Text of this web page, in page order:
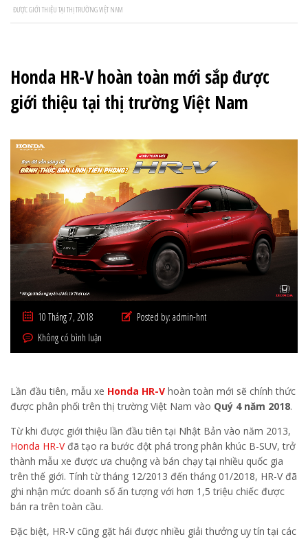
ĐƯỢC GIỚI THIỆU TẠI THỊ TRƯỜNG VIỆT NAM
Honda HR-V hoàn toàn mới sắp được
giới thiệu tại thị trường Việt Nam
10 Tháng 7, 2018 Posted by: admin-hnt
Không có bình luận
Lần đầu tiên, mẫu xe Honda HR-V hoàn toàn mới sẽ chính thức
được phân phối trên thị trường Việt Nam vào Quý 4 năm 2018.
Từ khi được giới thiệu lần đầu tiên tại Nhật Bản vào năm 2013,
Honda HR-Vđã tạo ra bước đột phá trong phân khúc B-SUV, trở
thành mẫu xe được ưa chuộng và bán chạy tại nhiều quốc gia
trên thế giới. Tính từ tháng 12/2013 đến tháng 01/2018, HR-V đã
ghi nhận mức doanh số ấn tượng với hơn 1,5 triệu chiếc được
bán ra trên toàn cầu.
Đặc biệt, HR-V cũng gặt hái được nhiều giải thưởng uy tín tại các